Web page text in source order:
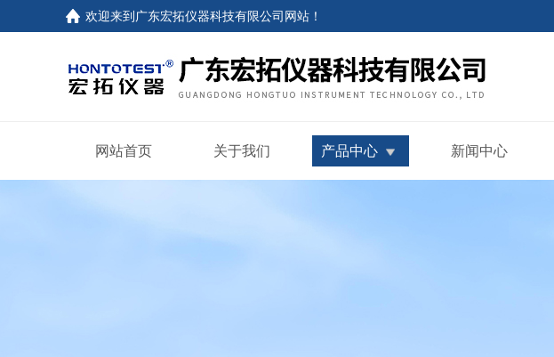
欢迎来到 广东宏拓仪器科技有限公司网站 ！
网站首页 关于我们 产品中心 新闻中心